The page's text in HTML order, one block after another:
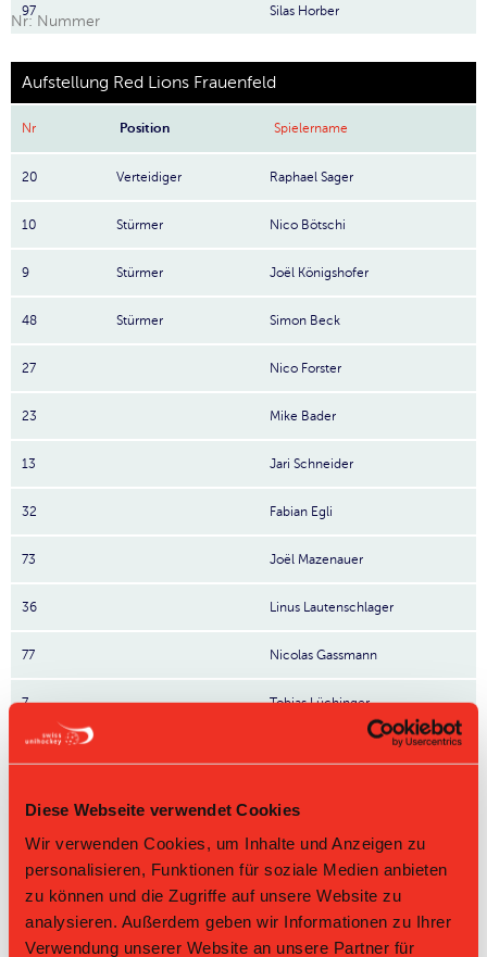
Diese Webseite verwendet Cookies
Wir verwenden Cookies, um Inhalte und Anzeigen zu
personalisieren, Funktionen für soziale Medien anbieten
zu können und die Zugriffe auf unsere Website zu
analysieren. Außerdem geben wir Informationen zu Ihrer
Verwendung unserer Website an unsere Partner für
97 Silas Horber
Nr: Nummer
Aufstellung Red Lions Frauenfeld
Nr Position Spielername
20 Verteidiger Raphael Sager
10 Stürmer Nico Bötschi
9 Stürmer Joël Königshofer
48 Stürmer Simon Beck
27 Nico Forster
23 Mike Bader
13 Jari Schneider
32 Fabian Egli
73 Joël Mazenauer
36 Linus Lautenschlager
77 Nicolas Gassmann
7 Tobias Lüchinger
72 Silvan Hänsch
71 Noé Marolf
12 Luc Julien Lorenz